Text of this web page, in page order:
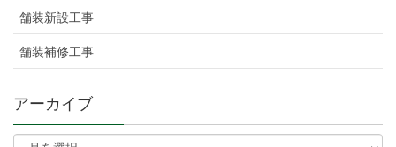
舗装新設工事
舗装補修工事
アーカイブ